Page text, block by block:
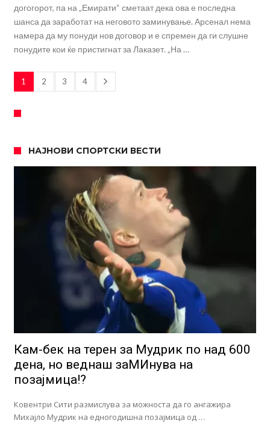
догогорот, па на „Емирати“ сметаат дека ова е последна
шанса да заработат на неговото заминување. Арсенал нема
намера да му понуди нов договор и е спремен да ги слушне
понудите кои ќе пристигнат за Лаказет. „На …
1 2 3 4
НАЈНОВИ СПОРТСКИ ВЕСТИ
Кам-бек на терен за Мудрик по над 600
дена, но веднаш заМИнува на
позајмица!?
Ковентри Сити размислува за можноста да го ангажира
Михајло Мудрик на едногодишна позајмица од …